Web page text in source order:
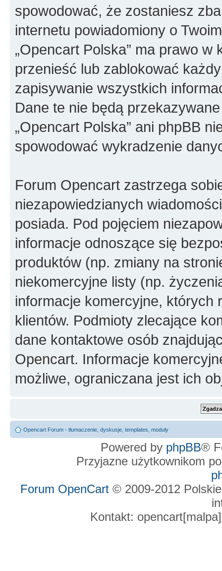
spowodować, że zostaniesz
internetu powiadomiony o
„Opencart Polska” ma prawo
przenieść lub zablokować
zapisywanie wszystkich
Dane te nie będą
„Opencart Polska” ani phpBB
spowodować wykradzenie
Forum Opencart zastrzega
niezapowiedzianych
posiada. Pod pojęciem
informacje odnoszące się
produktów (np. zmiany na
niekomercyjne listy (np.
informacje komercyjne, których
klientów. Podmioty zlecające
dane kontaktowe osób
Opencart. Informacje
możliwe, ograniczana jest ich
Opencart Forum - tłumaczenie, dyskusje, templates, moduły
Powered by phpBB®
Przyjazne użytkownikom
Forum OpenCart © 2009-2012
Kontakt: